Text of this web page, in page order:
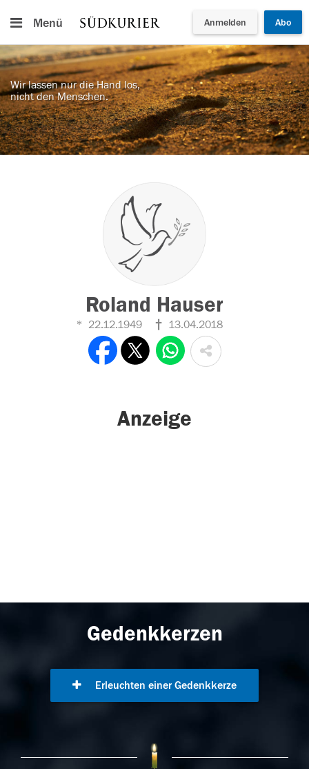
Menü Anmelden Abo
Wir lassen nur die Hand los,
nicht den Menschen.
Roland Hauser
22.12.1949 13.04.2018
Anzeige
Gedenkkerzen
Erleuchten einer Gedenkkerze